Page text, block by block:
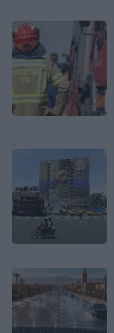
Image
Image